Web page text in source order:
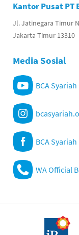
Kantor Pusat PT
Jl. Jatinegara Timur
Jakarta Timur 13310
Media Sosial
BCA
BCA Syariah
WA Official